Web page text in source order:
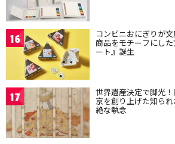
16 コンビニおにぎりが
商品をモチーフにし
ート』誕生
17 世界遺産決定で脚光
京を創り上げた知ら
絶な執念